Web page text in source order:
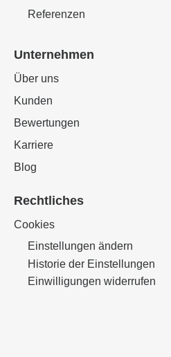
Referenzen
Unternehmen
Über uns
Kunden
Bewertungen
Karriere
Blog
Rechtliches
Cookies
Einstellungen ändern
Historie der Einstellungen
Einwilligungen widerrufen